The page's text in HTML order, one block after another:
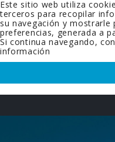
Este sitio web utiliza
terceros para recopilar
su navegación y mostrarle
preferencias, generada a
Si continua navegando,
información